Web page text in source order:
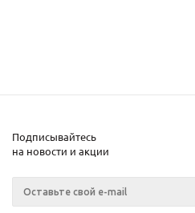
Подписывайтесь
на новости и акции